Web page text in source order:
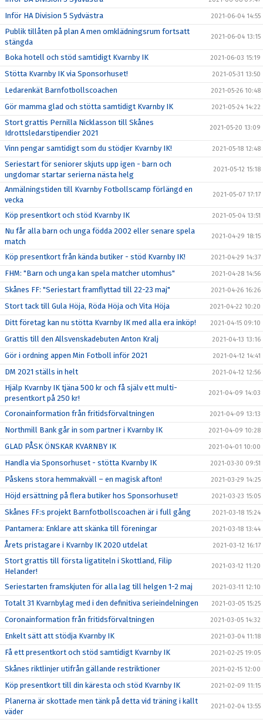
Inför HA Division 5 Sydvästra 2021-06-04 14:55
Publik tillåten på plan A men omklädningsrum fortsatt
stängda
2021-06-04 13:15
Boka hotell och stöd samtidigt Kvarnby IK 2021-06-03 15:19
Stötta Kvarnby IK via Sponsorhuset! 2021-05-31 13:50
Ledarenkät Barnfotbollscoachen 2021-05-26 10:48
Gör mamma glad och stötta samtidigt Kvarnby IK 2021-05-24 14:22
Stort grattis Pernilla Nicklasson till Skånes
Idrottsledarstipendier 2021
2021-05-20 13:09
Vinn pengar samtidigt som du stödjer Kvarnby IK! 2021-05-18 12:48
Seriestart för seniorer skjuts upp igen - barn och
ungdomar startar serierna nästa helg
2021-05-12 15:18
Anmälningstiden till Kvarnby Fotbollscamp förlängd en
vecka
2021-05-07 17:17
Köp presentkort och stöd Kvarnby IK 2021-05-04 13:51
Nu får alla barn och unga födda 2002 eller senare spela
match
2021-04-29 18:15
Köp presentkort från kända butiker - stöd Kvarnby IK! 2021-04-29 14:37
FHM: "Barn och unga kan spela matcher utomhus" 2021-04-28 14:56
Skånes FF: "Seriestart framflyttad till 22-23 maj" 2021-04-26 16:26
Stort tack till Gula Höja, Röda Höja och Vita Höja 2021-04-22 10:20
Ditt företag kan nu stötta Kvarnby IK med alla era inköp! 2021-04-15 09:10
Grattis till den Allsvenskadebuten Anton Kralj 2021-04-13 13:16
Gör i ordning appen Min Fotboll inför 2021 2021-04-12 14:41
DM 2021 ställs in helt 2021-04-12 12:56
Hjälp Kvarnby IK tjäna 500 kr och få själv ett multi-
presentkort på 250 kr!
2021-04-09 14:03
Coronainformation från fritidsförvaltningen 2021-04-09 13:13
Northmill Bank går in som partner i Kvarnby IK 2021-04-09 10:28
GLAD PÅSK ÖNSKAR KVARNBY IK 2021-04-01 10:00
Handla via Sponsorhuset - stötta Kvarnby IK 2021-03-30 09:51
Påskens stora hemmakväll – en magisk afton! 2021-03-29 14:25
Höjd ersättning på flera butiker hos Sponsorhuset! 2021-03-23 15:05
Skånes FF:s projekt Barnfotbollscoachen är i full gång 2021-03-18 15:24
Pantamera: Enklare att skänka till föreningar 2021-03-18 13:44
Årets pristagare i Kvarnby IK 2020 utdelat 2021-03-12 16:17
Stort grattis till första ligatiteln i Skottland, Filip
Helander!
2021-03-12 11:20
Seriestarten framskjuten för alla lag till helgen 1-2 maj 2021-03-11 12:10
Totalt 31 Kvarnbylag med i den definitiva serieindelningen 2021-03-05 15:25
Coronainformation från fritidsförvaltningen 2021-03-05 14:32
Enkelt sätt att stödja Kvarnby IK 2021-03-04 11:18
Få ett presentkort och stöd samtidigt Kvarnby IK 2021-02-25 19:05
Skånes riktlinjer utifrån gällande restriktioner 2021-02-15 12:00
Köp presentkort till din käresta och stöd Kvarnby IK 2021-02-09 11:15
Planerna är skottade men tänk på detta vid träning i kallt
väder
2021-02-04 13:55